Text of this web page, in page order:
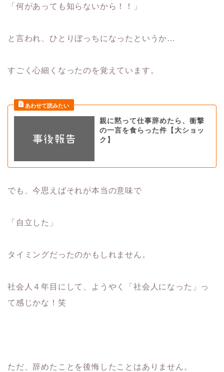
「何があっても知らないから！！」
と言われ、ひとりぼっちになったというか…
すごく心細くなったのを覚えています。
親に黙って仕事辞めたら、衝撃
の一言を食らった件【大ショッ
ク】
でも、今思えばそれが本当の意味で
「自立した」
タイミングだったのかもしれません。
社会人４年目にして、ようやく「社会人になった」っ
て感じかな！笑
ただ、辞めたことを後悔したことはありません。